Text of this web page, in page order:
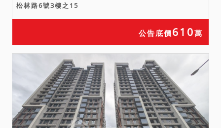
松林路6號3樓之15
公告底價610萬